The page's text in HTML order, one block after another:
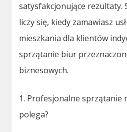
satysfakcjonujące rezultaty.
liczy się, kiedy zamawiasz
mieszkania dla klientów
sprzątanie biur
biznesowych.
1. Profesjonalne sprzątanie
polega?